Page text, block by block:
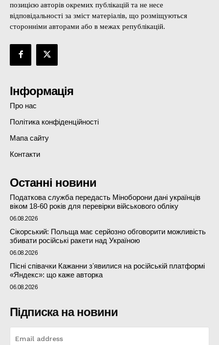
позицією авторів окремих публікацій та не несе
відповідальності за зміст матеріалів, що розміщуються
сторонніми авторами або в межах републікацій.
Інформація
Про нас
Політика конфіденційності
Мапа сайту
Контакти
Останні новини
Податкова служба передасть Міноборони дані українців
віком 18-60 років для перевірки військового обліку
06.08.2026
Сікорський: Польща має серйозно обговорити можливість
збивати російські ракети над Україною
06.08.2026
Пісні співачки Кажанни зʼявилися на російській платформі
«Яндекс»: що каже авторка
06.08.2026
Підписка на новини